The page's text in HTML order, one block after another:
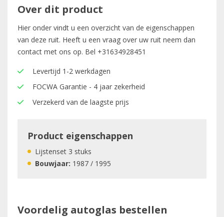
Over dit product
Hier onder vindt u een overzicht van de eigenschappen
van deze ruit. Heeft u een vraag over uw ruit neem dan
contact met ons op. Bel +31634928451
Levertijd 1-2 werkdagen
FOCWA Garantie - 4 jaar zekerheid
Verzekerd van de laagste prijs
Product eigenschappen
Lijstenset 3 stuks
Bouwjaar: 1987 / 1995
Voordelig autoglas bestellen